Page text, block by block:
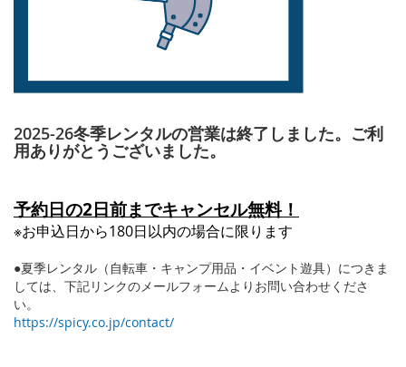
2025-26冬季レンタルの営業は終了しました。ご利
用ありがとうございました。
予約日の2日前までキャンセル無料！
※お申込日から180日以内の場合に限ります
●夏季レンタル（自転車・キャンプ用品・イベント遊具）につきま
しては、下記リンクのメールフォームよりお問い合わせくださ
い。
https://spicy.co.jp/contact/